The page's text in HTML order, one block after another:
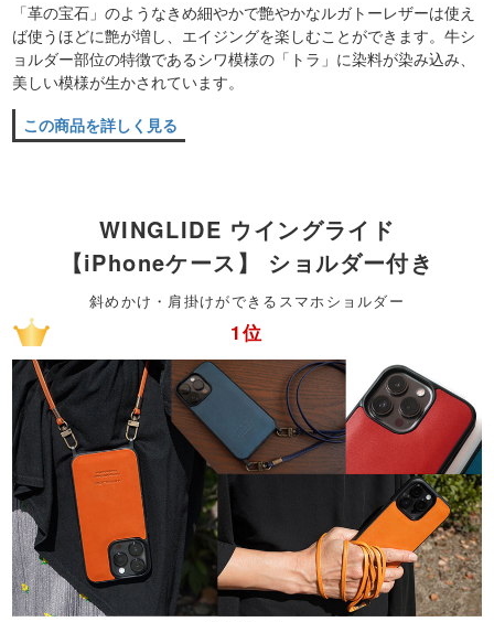
「革の宝石」のようなきめ細やかで艶やかなルガトーレザーは使え
ば使うほどに艶が増し、エイジングを楽しむことができます。牛シ
ョルダー部位の特徴であるシワ模様の「トラ」に染料が染み込み、
美しい模様が生かされています。
この商品を詳しく見る
WINGLIDE ウイングライド
【iPhoneケース】 ショルダー付き
斜めかけ・肩掛けができるスマホショルダー
1位